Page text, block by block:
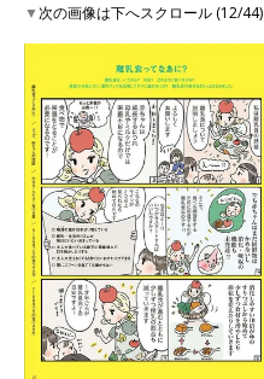
▼次の画像は下へスクロール (12/44)